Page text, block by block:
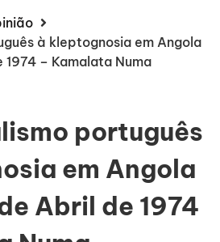
à kleptognosia em Angola
– Kamalata Numa
português
em Angola
Abril de 1974